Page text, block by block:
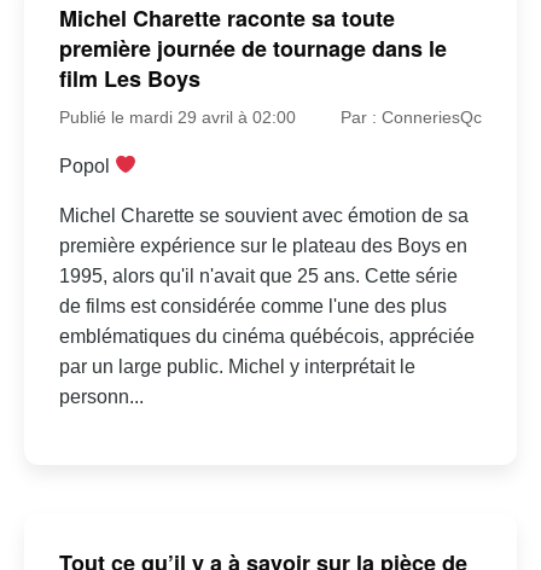
Michel Charette raconte sa toute
première journée de tournage dans le
film Les Boys
Publié le mardi 29 avril à 02:00 Par : ConneriesQc
Popol
Michel Charette se souvient avec émotion de sa
première expérience sur le plateau des Boys en
1995, alors qu'il n'avait que 25 ans. Cette série
de films est considérée comme l'une des plus
emblématiques du cinéma québécois, appréciée
par un large public. Michel y interprétait le
personn...
Tout ce qu’il y a à savoir sur la pièce de